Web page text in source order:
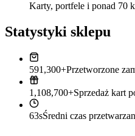
Karty, portfele i ponad 70
Statystyki sklepu
591,300+Przetworzone
1,108,700+Sprzedaż kart
63sŚredni czas